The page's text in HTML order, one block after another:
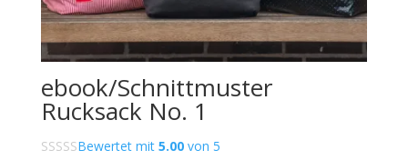
ebook/Schnittmuster
Rucksack No. 1
Bewertet mit 5.00von 5